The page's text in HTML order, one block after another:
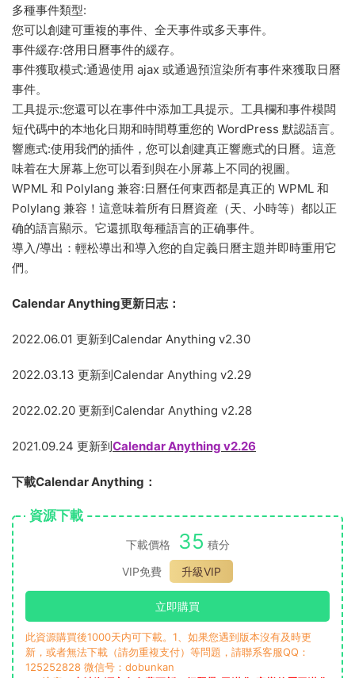
多種事件類型:
您可以創建可重複的事件、全天事件或多天事件。
事件緩存:啓用日曆事件的緩存。
事件獲取模式:通過使用 ajax 或通過預渲染所有事件來獲取日曆
事件。
工具提示:您還可以在事件中添加工具提示。工具欄和事件模闆
短代碼中的本地化日期和時間尊重您的 WordPress 默認語言。
響應式:使用我們的插件，您可以創建真正響應式的日曆。這意
味着在大屏幕上您可以看到與在小屏幕上不同的視圖。
WPML 和 Polylang 兼容:日曆任何東西都是真正的 WPML 和
Polylang 兼容！這意味着所有日曆資産（天、小時等）都以正
确的語言顯示。它還抓取每種語言的正确事件。
導入/導出：輕松導出和導入您的自定義日曆主題并即時重用它
們。
Calendar Anything更新日志：
2022.06.01 更新到Calendar Anything v2.30
2022.03.13 更新到Calendar Anything v2.29
2022.02.20 更新到Calendar Anything v2.28
2021.09.24 更新到Calendar Anything v2.26
下載Calendar Anything：
資源下載
下載價格 35 積分
VIP免費
升級VIP
立即購買
此資源購買後1000天内可下載。1、如果您遇到版本沒有及時更
新，或者無法下載（請勿重複支付）等問題，請聯系客服QQ：
125252828 微信号：dobunkan